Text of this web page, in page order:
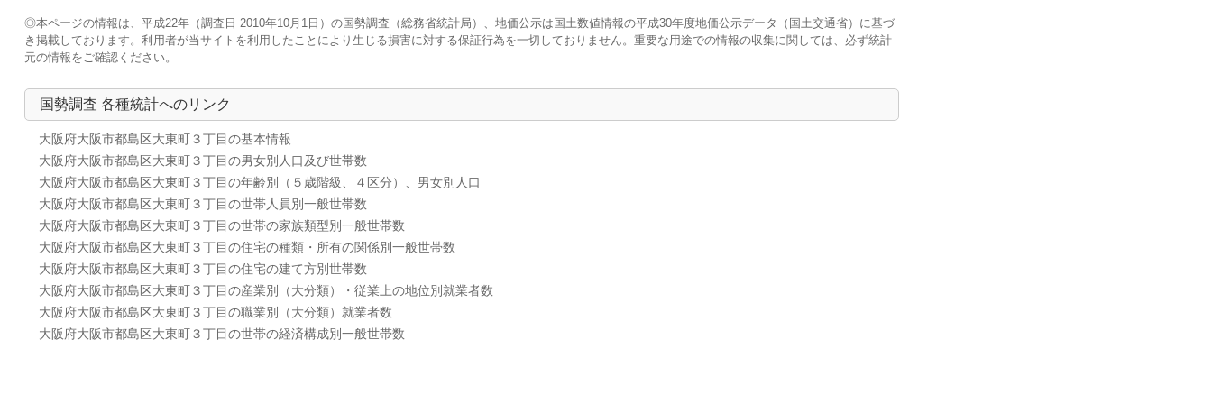
◎本ページの情報は、平成22年（調査日 2010年10月1日）の国勢調査（総務省統計局）、地価公示は国土数値情報の平成30年度地価公示データ（国土交通省）に基づ
き掲載しております。利用者が当サイトを利用したことにより生じる損害に対する保証行為を一切しておりません。重要な用途での情報の収集に関しては、必ず統計
元の情報をご確認ください。
国勢調査 各種統計へのリンク
大阪府大阪市都島区大東町３丁目の基本情報
大阪府大阪市都島区大東町３丁目の男女別人口及び世帯数
大阪府大阪市都島区大東町３丁目の年齢別（５歳階級、４区分）、男女別人口
大阪府大阪市都島区大東町３丁目の世帯人員別一般世帯数
大阪府大阪市都島区大東町３丁目の世帯の家族類型別一般世帯数
大阪府大阪市都島区大東町３丁目の住宅の種類・所有の関係別一般世帯数
大阪府大阪市都島区大東町３丁目の住宅の建て方別世帯数
大阪府大阪市都島区大東町３丁目の産業別（大分類）・従業上の地位別就業者数
大阪府大阪市都島区大東町３丁目の職業別（大分類）就業者数
大阪府大阪市都島区大東町３丁目の世帯の経済構成別一般世帯数